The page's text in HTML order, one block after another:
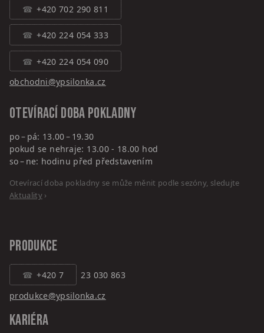
+420 702 290 811
+420 224 054 333
+420 224 054 090
obchodni@ypsilonka.cz
Otevírací doba pokladny
po – pá: 13.00 – 19.30
pokud se nehraje: 13.00 - 18.00 hod
so – ne: hodinu před představením
Otevírací doba pokladny se může měnit podle sezóny, sledujte
Aktuality›
PRODUKCE
+420 7
23 030 863
produkce@ypsilonka.cz
KARIÉRA